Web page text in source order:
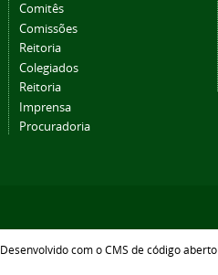
Comitês
Comissões
Reitoria
Colegiados
Reitoria
Imprensa
Procuradoria
Desenvolvido com o CMS de código aberto